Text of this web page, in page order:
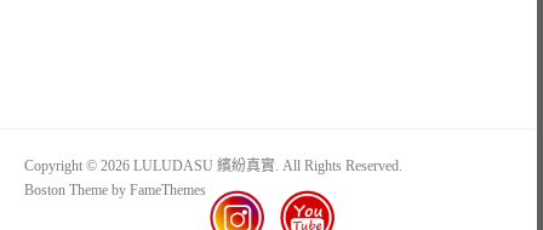
Copyright © 2026 LULUDASU 繽紛真實. All Rights Reserved.
Boston Theme by FameThemes